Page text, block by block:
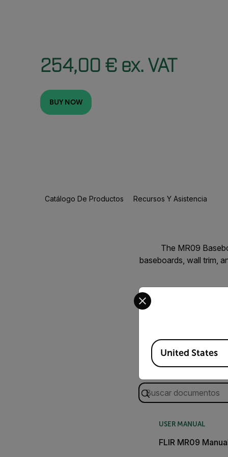
254,00 € ex. VAT
BUY NOW
Catálogo De Productos Recursos Y Asistencia
The MR09
baseboards, wall trim,
USER MANUAL
FLIR MR09
Select your preferred
Available Locations
United States